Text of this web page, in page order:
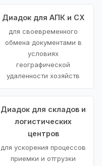
Диадок для АПК и СХ
для своевременного
обмена документами в
условиях
географической
удаленности хозяйств
Диадок для складов и
логистических
центров
для ускорения процессов
приемки и отгрузки